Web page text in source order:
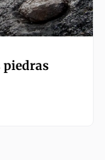
piedras